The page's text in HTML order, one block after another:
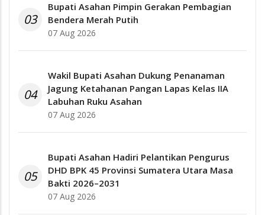
03
Bupati Asahan Pimpin Gerakan Pembagian
Bendera Merah Putih
07 Aug 2026
04
Wakil Bupati Asahan Dukung Penanaman
Jagung Ketahanan Pangan Lapas Kelas IIA
Labuhan Ruku Asahan
07 Aug 2026
05
Bupati Asahan Hadiri Pelantikan Pengurus
DHD BPK 45 Provinsi Sumatera Utara Masa
Bakti 2026–2031
07 Aug 2026